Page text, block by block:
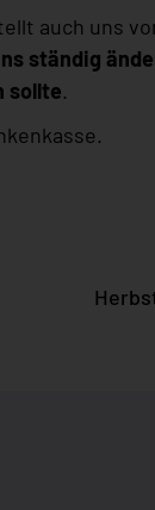
auch uns
ständig
sollte.